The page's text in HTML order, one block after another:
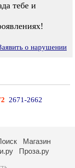
тебе и
о нарушении
2671-2662
Магазин
Проза.ру